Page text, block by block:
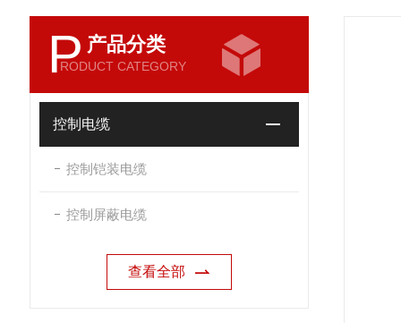
P 产品分类
RODUCT CATEGORY
控制电缆
控制铠装电缆
控制屏蔽电缆
查看全部